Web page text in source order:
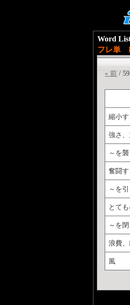
Word
フレ単
« 前 /
縮小
強さ、
～を
奮闘す
～を
とて
～を
浪費
風